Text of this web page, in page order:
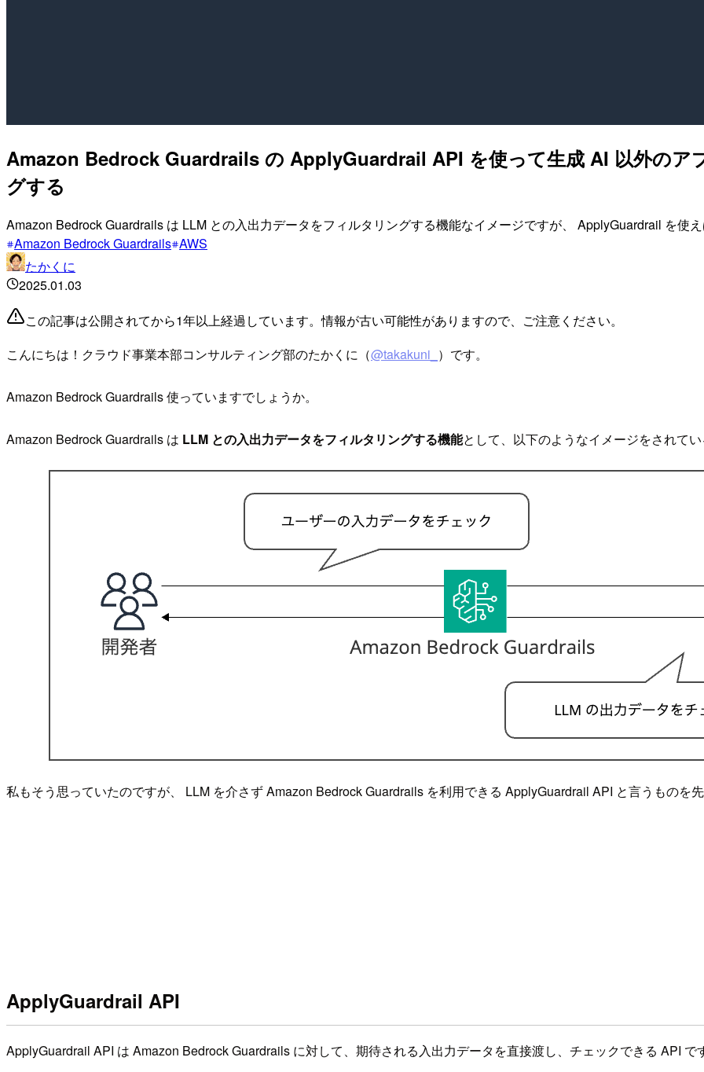
Amazon Bedrock Guardrails の ApplyGuardrail API を使って生成 AI 以外のア
グする
Amazon Bedrock Guardrails は LLM との入出力データをフィルタリングする機能なイメージですが、 ApplyGuardrail を使
Amazon Bedrock Guardrails AWS
たかくに
2025.01.03
この記事は公開されてから1年以上経過しています。情報が古い可能性がありますので、ご注意ください。
こんにちは！クラウド事業本部コンサルティング部のたかくに（@takakuni_ ）です。
Amazon Bedrock Guardrails 使っていますでしょうか。
Amazon Bedrock Guardrails は LLM との入出力データをフィルタリングする機能として、以下のようなイメージをされて
私もそう思っていたのですが、 LLM を介さず Amazon Bedrock Guardrails を利用できる ApplyGuardrail API と言うものを
ApplyGuardrail API
ApplyGuardrail API は Amazon Bedrock Guardrails に対して、期待される入出力データを直接渡し、チェックできる API で